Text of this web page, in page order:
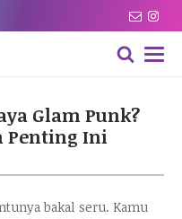
Glam Punk?
Penting Ini
bakal seru. Kamu